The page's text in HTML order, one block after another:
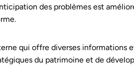
des problèmes est
qui offre diverses informations
du patrimoine et de